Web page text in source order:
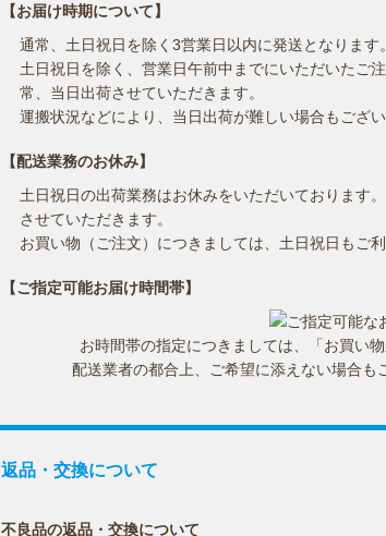
【お届け時期について】
通常、土日祝日を除く3営業日以内に発送となります。
土日祝日を除く、営業日午前中までにいただいたご
常、当日出荷させていただきます。
運搬状況などにより、当日出荷が難しい場合もござ
【配送業務のお休み】
土日祝日の出荷業務はお休みをいただいております
させていただきます。
お買い物（ご注文）につきましては、土日祝日もご利
【ご指定可能お届け時間帯】
お時間帯の指定につきましては、「お買い
配送業者の都合上、ご希望に添えない場合も
返品・交換について
不良品の返品・交換について